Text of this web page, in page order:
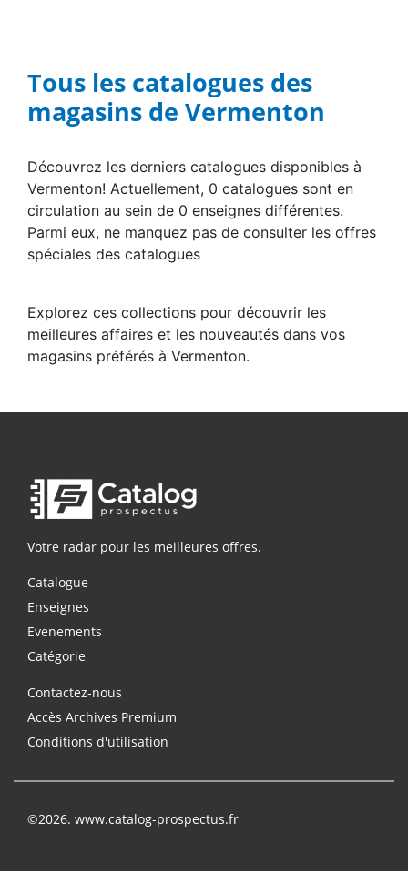
Tous les catalogues des
magasins de Vermenton
Découvrez les derniers catalogues disponibles à
Vermenton! Actuellement, 0 catalogues sont en
circulation au sein de 0 enseignes différentes.
Parmi eux, ne manquez pas de consulter les offres
spéciales des catalogues
Explorez ces collections pour découvrir les
meilleures affaires et les nouveautés dans vos
magasins préférés à Vermenton.
Votre radar pour les meilleures offres.
Catalogue
Enseignes
Evenements
Catégorie
Contactez-nous
Accès Archives Premium
Conditions d'utilisation
©2026. www.catalog-prospectus.fr